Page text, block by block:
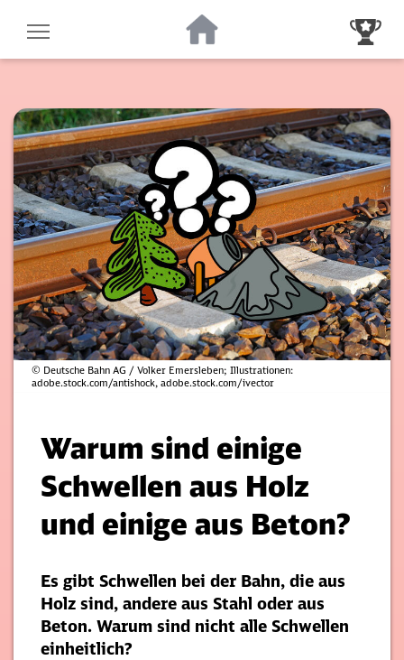
© Deutsche Bahn AG / Volker Emersleben; Illustrationen:
adobe.stock.com/antishock, adobe.stock.com/ivector
Warum sind einige
Schwellen aus Holz
und einige aus Beton?
Es gibt Schwellen bei der Bahn, die aus
Holz sind, andere aus Stahl oder aus
Beton. Warum sind nicht alle Schwellen
einheitlich?